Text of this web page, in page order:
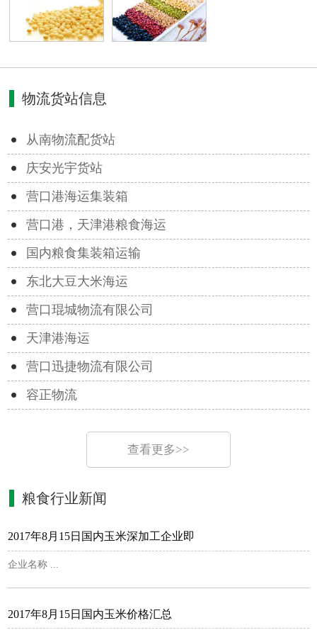
物流货站信息
从南物流配货站
庆安光宇货站
营口港海运集装箱
营口港，天津港粮食海运
国内粮食集装箱运输
东北大豆大米海运
营口琨城物流有限公司
天津港海运
营口迅捷物流有限公司
容正物流
查看更多>>
粮食行业新闻
2017年8月15日国内玉米深加工企业即
企业名称 ...
2017年8月15日国内玉米价格汇总